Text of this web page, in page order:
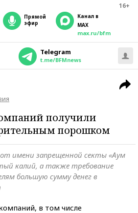
16+
прямой
эфир
Канал в
MAX
max.ru/bfm
Telegram
t.me/BFMnews
получили
порошком
имени запрещенной секты «Аум
калий, а также требование
большую сумму денег в
в том числе